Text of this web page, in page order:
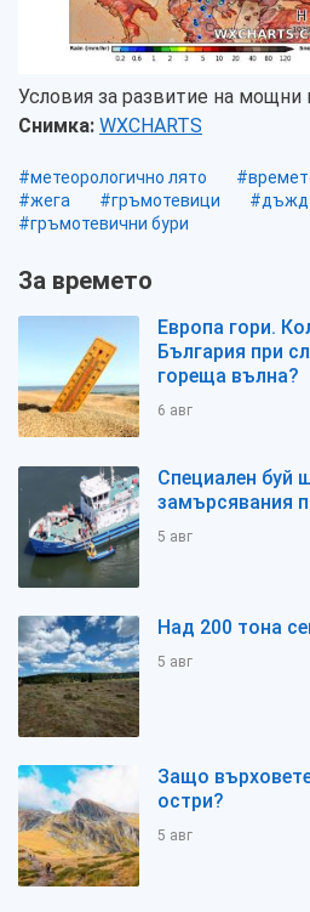
Условия за развитие на
Снимка: WXCHARTS
#метеорологично лято
#жега
#гръмотевици #дъжд
#гръмотевични бури
За времето
Европа гори.
България при
гореща вълна?
6 авг
Специален буй
замърсявания
5 авг
Над 200 тона
5 авг
Защо
остри?
5 авг